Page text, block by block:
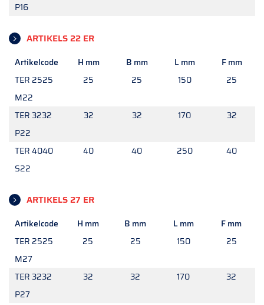
P16
ARTIKELS 22 ER
Artikelcode H mm B mm L mm
F mm
TER 2525
M22
25 25 150 25
TER 3232
P22
32 32 170 32
TER 4040
S22
40 40 250 40
ARTIKELS 27 ER
Artikelcode H mm B mm L mm
F mm
TER 2525
M27
25 25 150 25
TER 3232
P27
32 32 170 32